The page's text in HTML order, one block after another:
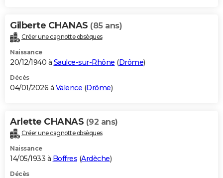
Bricolage
Lifestyle
Culture
Sport
Auto
Television
Voyage
Cinema
Gilberte CHANAS (85 ans)
Créer une cagnotte obsèques
Naissance
20/12/1940 à Saulce-sur-Rhône (Drôme)
Décès
04/01/2026 à Valence (Drôme)
Arlette CHANAS (92 ans)
Créer une cagnotte obsèques
Naissance
14/05/1933 à Boffres (Ardèche)
Décès